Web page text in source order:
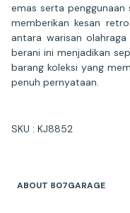
emas serta
memberikan kesan
antara warisan
berani ini menjadikan
barang koleksi yang
penuh pernyataan.
SKU : KJ8852
ABOUT 807GARAGE